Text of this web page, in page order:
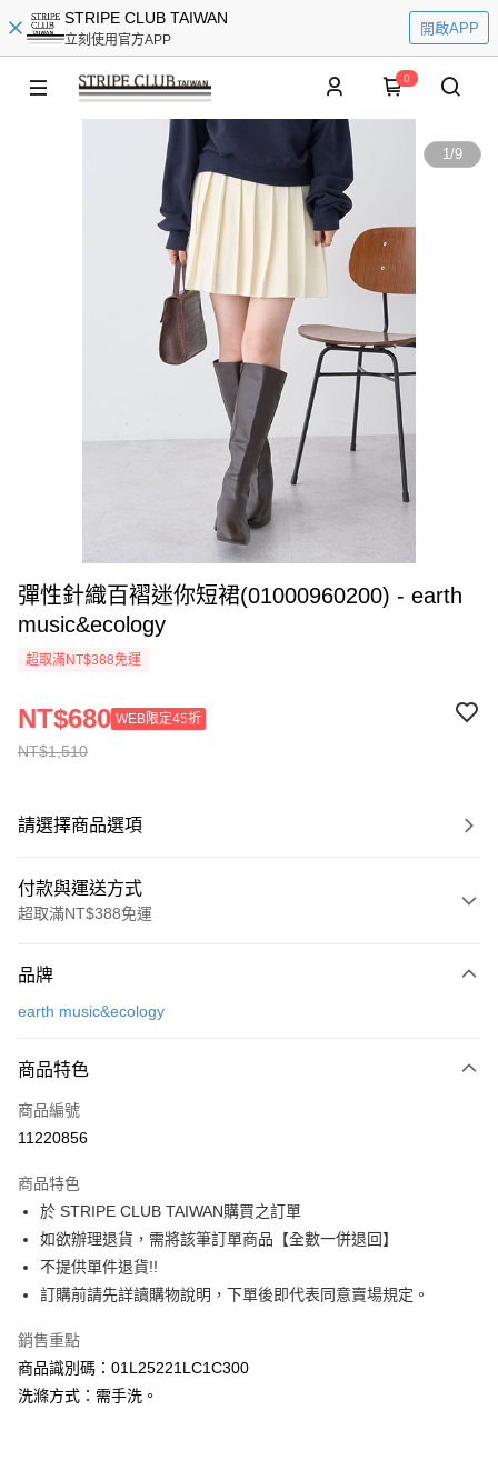
STRIPE CLUB TAIWAN
立刻使用官方APP
開啟APP
0
1/9
彈性針織百褶迷你短裙(01000960200) - earth
music&ecology
超取滿NT$388免運
NT$1,510
NT$680 WEB限定45折
請選擇商品選項
付款與運送方式
超取滿NT$388免運
信用卡一次付款
3 期 0 利率 每期
合作金庫商業銀行
上海商業儲蓄銀行
臺灣中小企業銀行
匯豐（台灣）商業銀行
華泰商業銀行
聯邦商業銀行
遠東國際商業銀行
元大商業銀行
玉山商業銀行
星展（台灣）商業銀行
台灣樂天信用卡公司
超商取貨付款
LINE Pay
Apple Pay
街口支付
悠遊付
大哥付你分期
相關說明
【大哥付你分期使用說明】
品牌
earth music&ecology
商品特色
商品編號
11220856
商品特色
於 STRIPE CLUB TAIWAN購買之訂單
如欲辦理退貨，需將該筆訂單商品【全數一併退回】
不提供單件退貨!!
訂購前請先詳讀購物說明，下單後即代表同意賣場規定。
銷售重點
商品識別碼：01L25221LC1C300
洗滌方式：需手洗。